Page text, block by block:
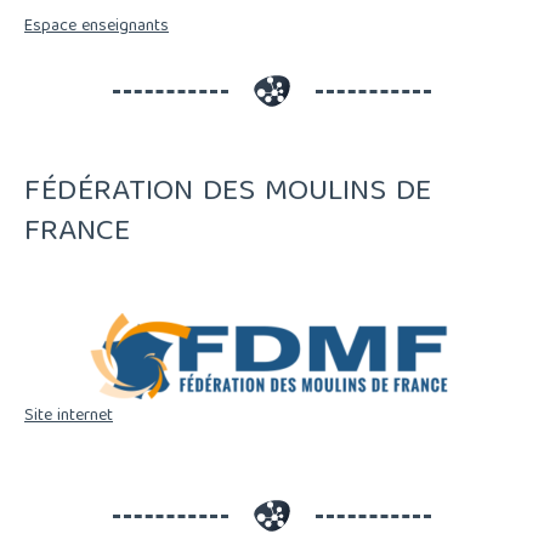
Espace enseignants
FÉDÉRATION DES MOULINS DE
FRANCE
Site internet